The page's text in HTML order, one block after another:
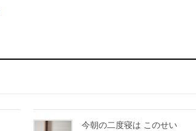
今朝の二度寝は このせい